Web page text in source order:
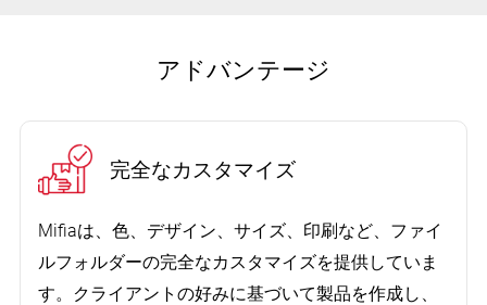
アドバンテージ
完全なカスタマイズ
Mifiaは、色、デザイン、サイズ、印刷など、ファイ
ルフォルダーの完全なカスタマイズを提供していま
す。クライアントの好みに基づいて製品を作成し、